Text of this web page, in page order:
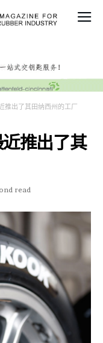
出了其田纳西州的工厂
推出了其
read